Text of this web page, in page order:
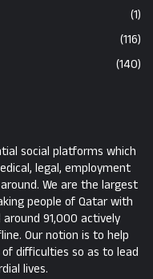
(1)
(116)
(140)
social platforms which
legal, employment
We are the largest
people of Qatar with
91,000 actively
Our notion is to help
difficulties so as to lead
lives.